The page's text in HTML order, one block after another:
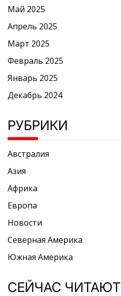
Май 2025
Апрель 2025
Март 2025
Февраль 2025
Январь 2025
Декабрь 2024
РУБРИКИ
Австралия
Азия
Африка
Европа
Новости
Северная Америка
Южная Америка
СЕЙЧАС ЧИТАЮТ